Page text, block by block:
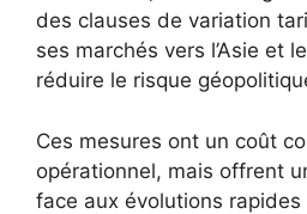
des clauses de variation
ses marchés vers l’Asie et
réduire le risque
Ces mesures ont un coût
opérationnel, mais offrent
face aux évolutions rapides